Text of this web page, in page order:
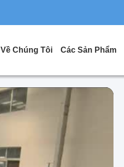
Về Chúng Tôi Các Sản Phẩm